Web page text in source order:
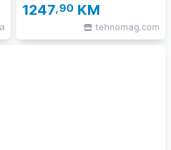
1247,90 KM
tehnomag.com